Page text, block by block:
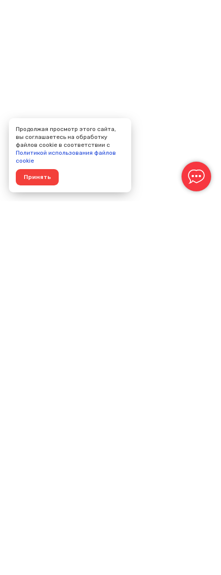
Продолжая просмотр этого сайта,
вы соглашаетесь на обработку
файлов cookie в соответствии с
Политикой использования файлов
cookie
Принять